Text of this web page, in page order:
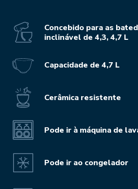
Concebido para as
inclinável de 4,3, 4,7 L
Capacidade de 4,7 L
Cerâmica resistente
Pode ir à máquina de
Pode ir ao congelador